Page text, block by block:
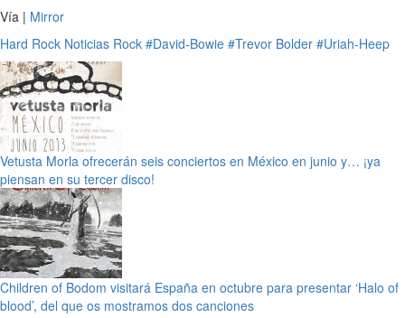
Vía | Mirror
Hard Rock Noticias Rock #David-Bowie #Trevor Bolder #Uriah-Heep
Vetusta Morla ofrecerán seis conciertos en México en junio y… ¡ya
piensan en su tercer disco!
Children of Bodom visitará España en octubre para presentar ‘Halo of
blood’, del que os mostramos dos canciones